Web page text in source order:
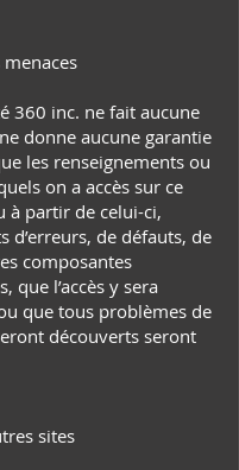
360 inc. ne fait aucune
donne aucune garantie
les renseignements ou
on a accès sur ce
à partir de celui-ci,
d’erreurs, de défauts, de
composantes
que l’accès y sera
que tous problèmes de
découverts seront
sites